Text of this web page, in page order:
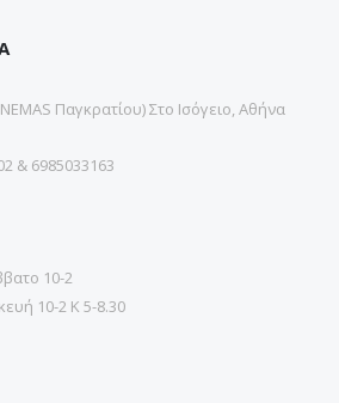
Παγκρατίου) Στο Ισόγειο, Αθήνα
& 6985033163
10-2
10-2 Κ 5-8.30